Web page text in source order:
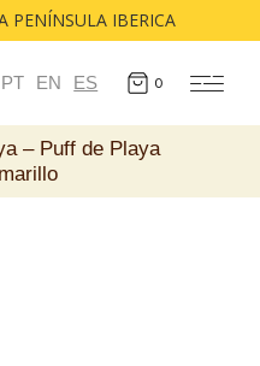
PENÍNSULA IBERICA
PT EN ES 0
Puff de Playa